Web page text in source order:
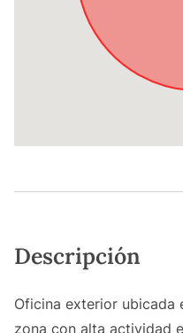
Descripción
Oficina exterior ubicada
zona con alta actividad